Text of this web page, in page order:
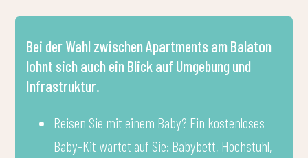
Bei der Wahl zwischen Apartments am Balaton
lohnt sich auch ein Blick auf Umgebung und
Infrastruktur.
Reisen Sie mit einem Baby? Ein kostenloses
Baby-Kit wartet auf Sie: Babybett, Hochstuhl,